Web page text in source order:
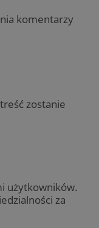
komentarzy
zostanie
użytkowników.
za